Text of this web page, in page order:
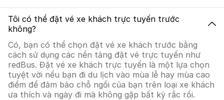
Tôi có thể đặt vé xe khách trực tuyến trước
không?
Có, bạn có thể chọn đặt vé xe khách trước bằng
cách sử dụng các nền tảng đặt vé trực tuyến như
redBus. Đặt vé xe khách trực tuyến là một lựa chọn
tuyệt vời nếu bạn đi du lịch vào mùa lễ hay mùa cao
điểm để đảm bảo chỗ ngồi của bạn trên loại xe khách
ưa thích và ngày đi mà không gặp bất kỳ rắc rối.